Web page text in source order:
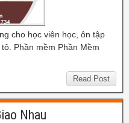
cho học viên học, ôn tập
Phần mềm Phần Mềm
Read Post
Nhau